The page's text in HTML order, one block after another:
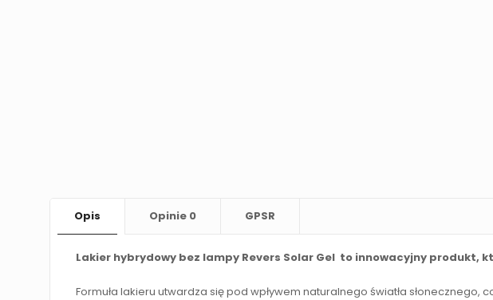
Opis Opinie 0 GPSR
Lakier hybrydowy bez lampy Revers Solar Gel to innowacyjny produkt,
Formuła lakieru utwardza się pod wpływem naturalnego światła